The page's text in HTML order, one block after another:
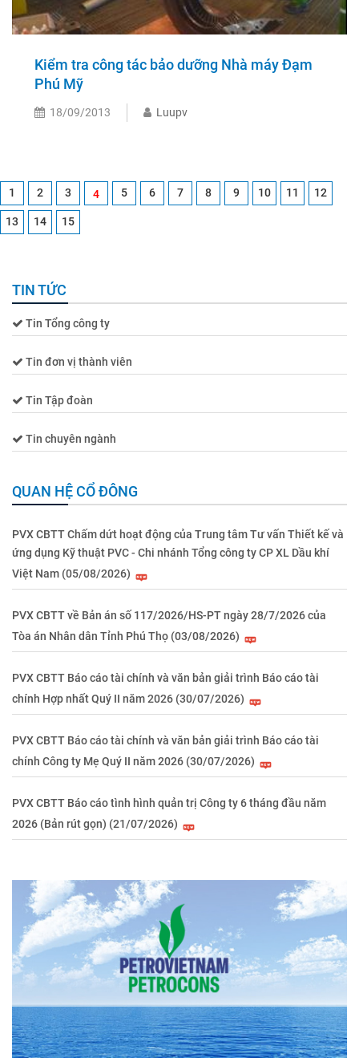
Kiểm tra công tác bảo dưỡng Nhà máy Đạm
Phú Mỹ
18/09/2013 Luupv
1 2 3 4 5 6 7 8 9 10 11 12
13 14 15
TIN TỨC
Tin Tổng công ty
Tin đơn vị thành viên
Tin Tập đoàn
Tin chuyên ngành
QUAN HỆ CỔ ĐÔNG
PVX CBTT Chấm dứt hoạt động của Trung tâm Tư vấn Thiết kế và
ứng dụng Kỹ thuật PVC - Chi nhánh Tổng công ty CP XL Dầu khí
Việt Nam (05/08/2026)
PVX CBTT về Bản án số 117/2026/HS-PT ngày 28/7/2026 của
Tòa án Nhân dân Tỉnh Phú Thọ (03/08/2026)
PVX CBTT Báo cáo tài chính và văn bản giải trình Báo cáo tài
chính Hợp nhất Quý II năm 2026 (30/07/2026)
PVX CBTT Báo cáo tài chính và văn bản giải trình Báo cáo tài
chính Công ty Mẹ Quý II năm 2026 (30/07/2026)
PVX CBTT Báo cáo tình hình quản trị Công ty 6 tháng đầu năm
2026 (Bản rút gọn) (21/07/2026)